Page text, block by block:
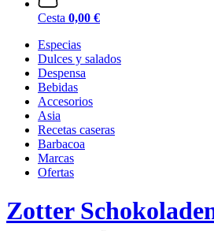
Cesta 0,00 €
Especias
Dulces y salados
Despensa
Bebidas
Accesorios
Asia
Recetas caseras
Barbacoa
Marcas
Ofertas
Zotter